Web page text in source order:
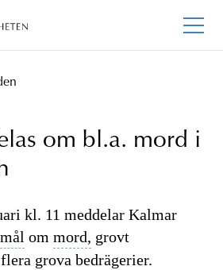
om bl.a. mord i
kl. 11 meddelar Kalmar
mål om mord, grovt
grova bedrägerier.